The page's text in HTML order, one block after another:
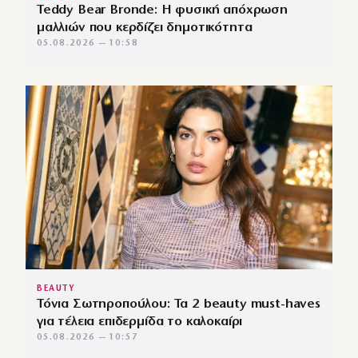
Teddy Bear Bronde: Η φυσική απόχρωση
μαλλιών που κερδίζει δημοτικότητα
05.08.2026 — 10:58
BEAUTY
Τόνια Σωτηροπούλου: Τα 2 beauty must-haves
για τέλεια επιδερμίδα το καλοκαίρι
05.08.2026 — 10:57